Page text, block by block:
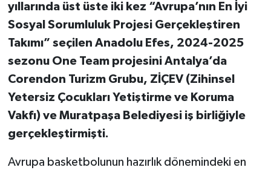
yıllarında üst üste iki kez “Avrupa’nın En İyi
Sosyal Sorumluluk Projesi Gerçekleştiren
Takımı” seçilen Anadolu Efes, 2024-2025
sezonu One Team projesini Antalya’da
Corendon Turizm Grubu, ZİÇEV (Zihinsel
Yetersiz Çocukları Yetiştirme ve Koruma
Vakfı) ve Muratpaşa Belediyesi iş birliğiyle
gerçekleştirmişti.
Avrupa basketbolunun hazırlık dönemindeki en